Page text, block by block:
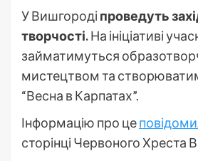
У Вишгороді проведуть
творчості.На ініціативі
займатимуться
мистецтвом та
“Весна в Карпатах”.
Інформацію про це
сторінці Червоного